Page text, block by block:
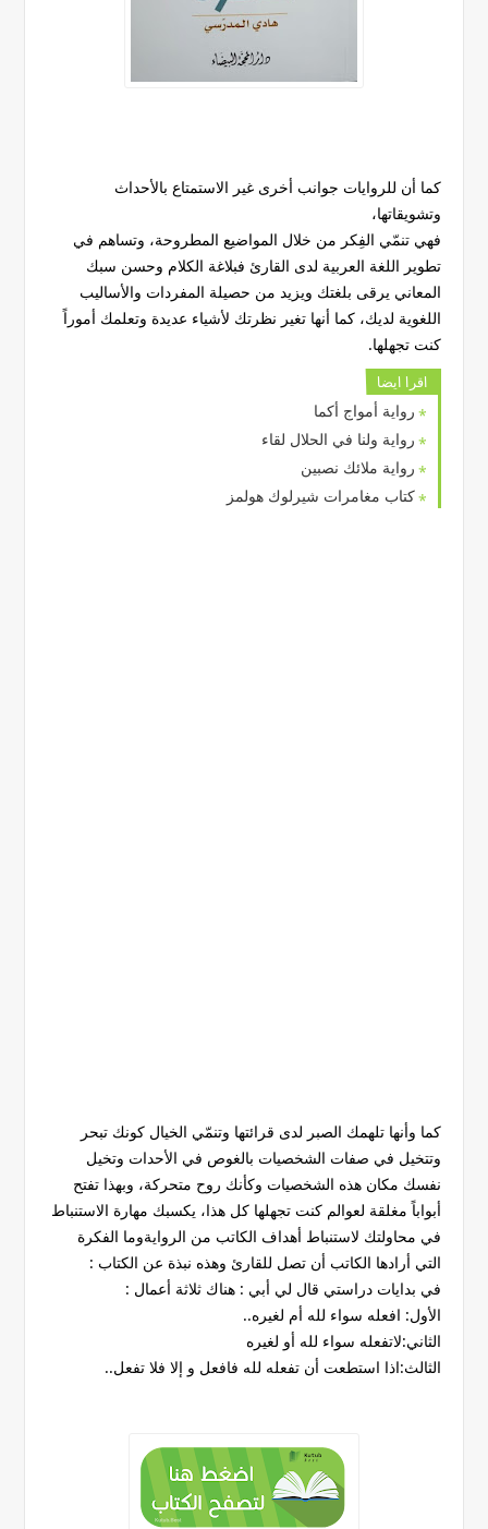
كما أن للروايات جوانب أخرى غير الاستمتاع بالأحداث
وتشويقاتها،
فهي تنمّي الفِكر من خلال المواضيع المطروحة، وتساهم في
تطوير اللغة العربية لدى القارئ فبلاغة الكلام وحسن سبك
المعاني يرقى بلغتك ويزيد من حصيلة المفردات والأساليب
اللغوية لديك، كما أنها تغير نظرتك لأشياء عديدة وتعلمك أموراً
كنت تجهلها.
اقرا ايضا
رواية أمواج أكما
رواية ولنا في الحلال لقاء
رواية ملائك نصبين
كتاب مغامرات شيرلوك هولمز
كما وأنها تلهمك الصبر لدى قرائتها وتنمّي الخيال كونك تبحر
وتتخيل في صفات الشخصيات بالغوص في الأحدات وتخيل
نفسك مكان هذه الشخصيات وكأنك روح متحركة، وبهذا تفتح
أبواباً مغلقة لعوالم كنت تجهلها كل هذا، يكسبك مهارة الاستنباط
في محاولتك لاستنباط أهداف الكاتب من الروايةوما الفكرة
التي أرادها الكاتب أن تصل للقارئ وهذه نبذة عن الكتاب :
في بدايات دراستي قال لي أبي : هناك ثلاثة أعمال :
الأول: افعله سواء لله أم لغيره..
الثاني:لاتفعله سواء لله أو لغيره
الثالث:اذا استطعت أن تفعله لله فافعل و إلا فلا تفعل..